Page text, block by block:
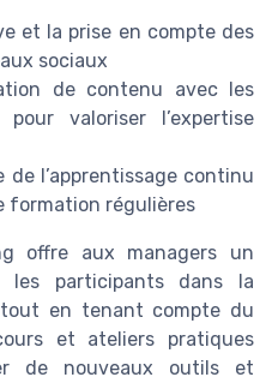
et la prise en compte des
sociaux
de contenu avec les
pour valoriser l’expertise
de l’apprentissage continu
formation régulières
offre aux managers un
les participants dans la
en tenant compte du
et ateliers pratiques
de nouveaux outils et